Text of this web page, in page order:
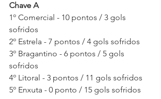
Chave A
1º Comercial - 10 pontos / 3 gols
sofridos
2º Estrela - 7 pontos / 4 gols sofridos
3º Bragantino - 6 pontos / 5 gols
sofridos
4º Litoral - 3 pontos / 11 gols sofridos
5º Enxuta - 0 ponto / 15 gols sofridos